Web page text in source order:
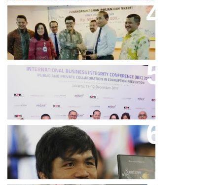
Bank Bjb Fasilitasi Kredit Modal
Kerja Konstruksi PT Adhi Karya
Keren, Bank BJB Kantongi
Puluhan Penghargaan Sepanjang
2017
Dicibir Di Medsos, Manny
Pacquiao Tegaskan Pendirian
Tolak LGBT